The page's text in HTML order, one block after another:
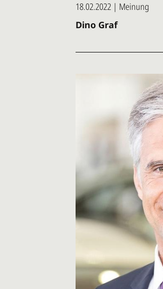
18.02.2022 | Meinung
Dino Graf